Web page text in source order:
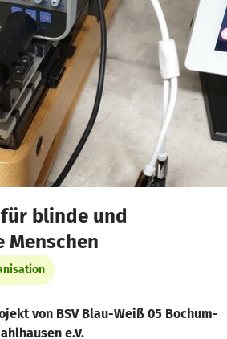
anzeigen
blinde und
Menschen
von BSV Blau-Weiß 05 Bochum-
e.V.